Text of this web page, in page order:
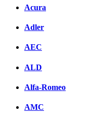
Acura
Adler
AEC
ALD
Alfa-Romeo
AMC